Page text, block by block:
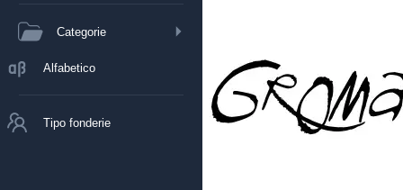
Categorie
Alfabetico
Tipo fonderie